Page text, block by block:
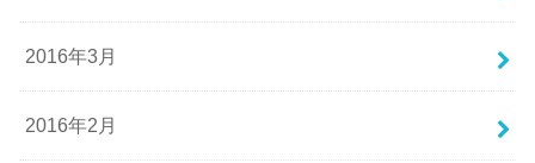
2016年3月
2016年2月